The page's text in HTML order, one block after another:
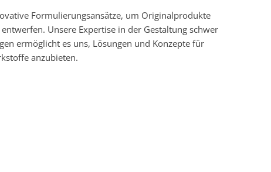
Formulierungsansätze, um Originalprodukte
Unsere Expertise in der Gestaltung schwer
ermöglicht es uns, Lösungen und Konzepte für
anzubieten.